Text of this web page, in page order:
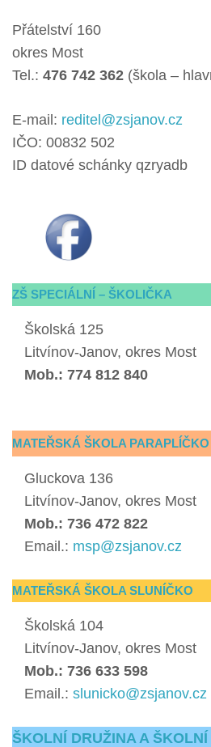
Přátelství 160
okres Most
Tel.: 476 742 362 (škola –
E-mail: reditel@zsjanov.cz
IČO: 00832 502
ID datové schánky qzryadb
ZŠ SPECIÁLNÍ – ŠKOLIČKA
Školská 125
Litvínov-Janov, okres Most
Mob.: 774 812 840
MATEŘSKÁ ŠKOLA PARAPLÍČKO
Gluckova 136
Litvínov-Janov, okres Most
Mob.: 736 472 822
Email.: msp@zsjanov.cz
MATEŘSKÁ ŠKOLA SLUNÍČKO
Školská 104
Litvínov-Janov, okres Most
Mob.: 736 633 598
Email.: slunicko@zsjanov.cz
ŠKOLNÍ DRUŽINA A